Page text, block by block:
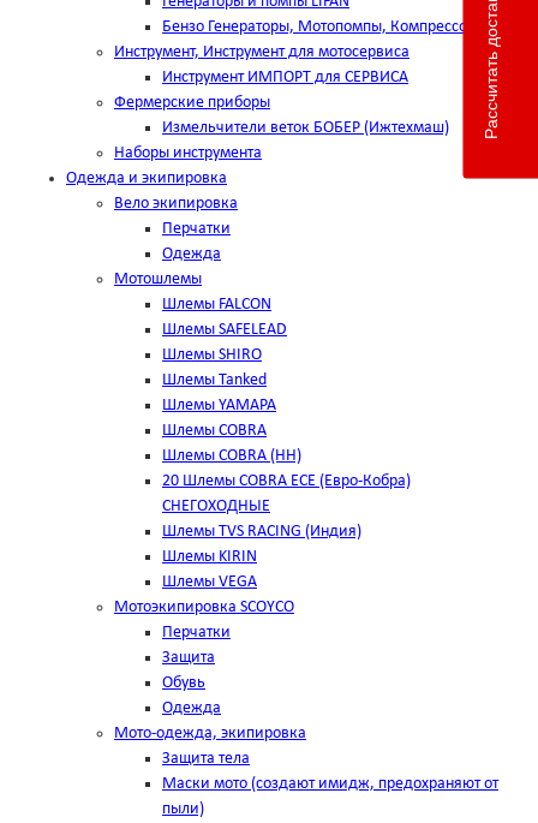
Бензо Генераторы, Мотопомпы, Компрессоры
Инструмент, Инструмент для мотосервиса
Инструмент ИМПОРТ для СЕРВИСА
Фермерские приборы
Измельчители веток БОБЕР (Ижтехмаш)
Наборы инструмента
Одежда и экипировка
Вело экипировка
Перчатки
Одежда
Мотошлемы
Шлемы FALCON
Шлемы SAFELEAD
Шлемы SHIRO
Шлемы Tanked
Шлемы YAMAPA
Шлемы COBRA
Шлемы COBRA (HH)
20 Шлемы COBRA ECE (Евро-Кобра)
СНЕГОХОДНЫЕ
Шлемы TVS RACING (Индия)
Шлемы KIRIN
Шлемы VEGA
Мотоэкипировка SCOYCO
Перчатки
Защита
Обувь
Одежда
Мото-одежда, экипировка
Защита тела
Маски мото (создают имидж, предохраняют от
пыли)
Рассчитать доставку